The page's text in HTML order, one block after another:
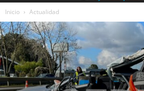
Inicio Actualidad